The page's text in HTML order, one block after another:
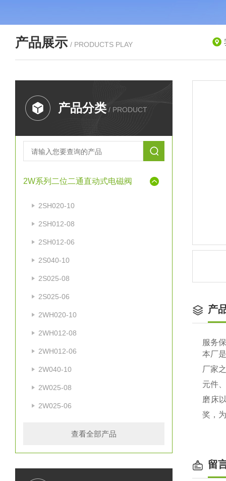
产品展示 / PRODUCTS PLAY
产品分类 / PRODUCT
2W系列二位二通直动式电磁阀
2SH020-10
2SH012-08
2SH012-06
2S040-10
2S025-08
2S025-06
2WH020-10
2WH012-08
2WH012-06
2W040-10
2W025-08
2W025-06
查看全部产品
产
服务
本厂
厂家
元件
磨床
奖，
留